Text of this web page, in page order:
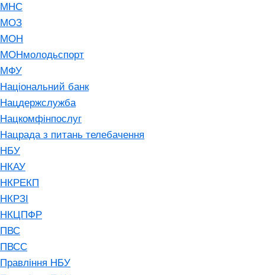
МНС
МОЗ
МОН
МОНмолодьспорт
МФУ
Національний банк
Нацдержслужба
Нацкомфінпослуг
Нацрада з питань телебачення
НБУ
НКАУ
НКРЕКП
НКРЗІ
НКЦПФР
ПВС
ПВСС
Правління НБУ